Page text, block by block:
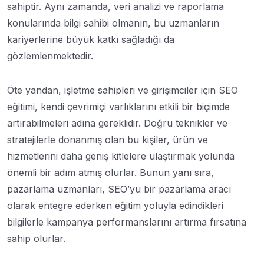
sahiptir. Aynı zamanda, veri analizi ve raporlama
konularında bilgi sahibi olmanın, bu uzmanların
kariyerlerine büyük katkı sağladığı da
gözlemlenmektedir.
Öte yandan, işletme sahipleri ve girişimciler için SEO
eğitimi, kendi çevrimiçi varlıklarını etkili bir biçimde
artırabilmeleri adına gereklidir. Doğru teknikler ve
stratejilerle donanmış olan bu kişiler, ürün ve
hizmetlerini daha geniş kitlelere ulaştırmak yolunda
önemli bir adım atmış olurlar. Bunun yanı sıra,
pazarlama uzmanları, SEO’yu bir pazarlama aracı
olarak entegre ederken eğitim yoluyla edindikleri
bilgilerle kampanya performanslarını artırma fırsatına
sahip olurlar.